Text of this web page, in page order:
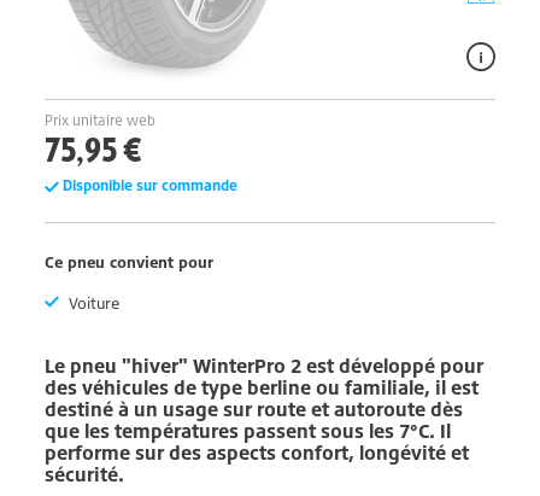
Prix unitaire web
75,95 €
Disponible sur commande
Ce pneu convient pour
Voiture
Le pneu "hiver"WinterPro 2 est développé pour
des véhicules de type berline ou familiale, il est
destiné à un usage sur route et autoroute dès
que les températures passent sous les 7°C. Il
performe sur des aspects confort, longévité et
sécurité.